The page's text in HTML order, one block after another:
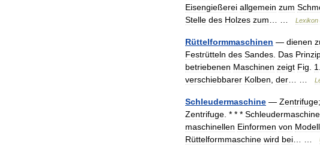
Eisengießerei allgemein zum
Stelle des Holzes zum Lexikon
Rüttelformmaschinen — dienen
Festrütteln des Sandes Das
betriebenen Maschinen zeigt Fig 1
verschiebbarer Kolben der
Schleudermaschine — Zentrifuge;
Zentrifuge . * * * Schleudermaschine
maschinellen Einformen von
Rüttelformmaschine wird bei